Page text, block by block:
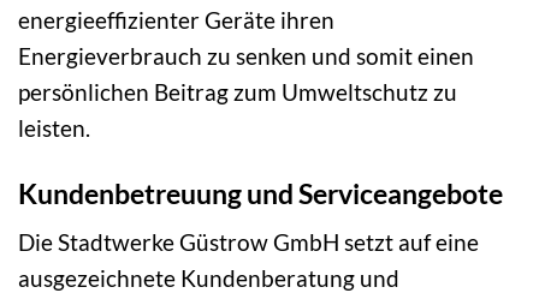
energieeffizienter Geräte ihren
Energieverbrauch zu senken und somit einen
persönlichen Beitrag zum Umweltschutz zu
leisten.
Kundenbetreuung und Serviceangebote
Die Stadtwerke Güstrow GmbH setzt auf eine
ausgezeichnete Kundenberatung und